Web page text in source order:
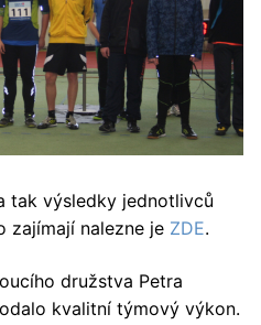
tak výsledky jednotlivců
zajímají nalezne je ZDE.
družstva Petra
kvalitní týmový výkon.